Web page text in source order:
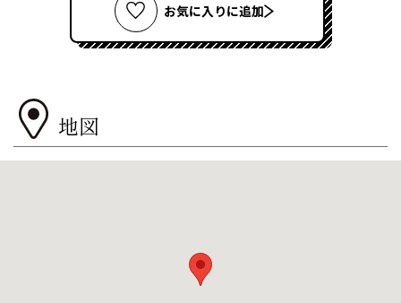
お気に入りに追加
地図